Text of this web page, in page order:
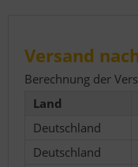
Versand
Berechnung der
Land
Deutschland
Deutschland